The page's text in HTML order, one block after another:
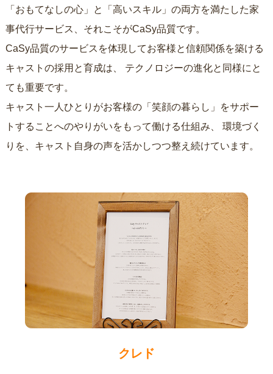
「おもてなしの心」と「高いスキル」の両方を満たした家
事代行サービス、それこそがCaSy品質です。
CaSy品質のサービスを体現してお客様と信頼関係を築ける
キャストの採用と育成は、
ても重要です。
キャスト一人ひとりがお客様の「笑顔の暮らし」をサポー
トすることへのやりがいをもって働ける仕組み、
りを、キャスト自身の声を活かしつつ整え続けています。
クレド